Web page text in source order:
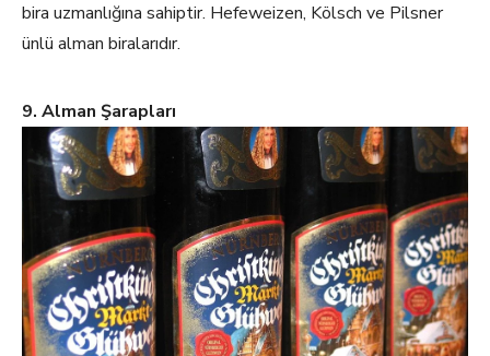
bira uzmanlığına sahiptir. Hefeweizen, Kölsch ve Pilsner
ünlü alman biralarıdır.
9. Alman Şarapları